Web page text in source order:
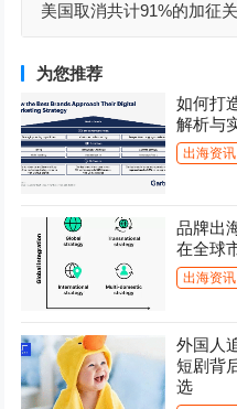
美国取消共计91%的加征
为您推荐
如何打
解析与
出海资讯
品牌出
在全球
出海资讯
外国人
短剧背
选